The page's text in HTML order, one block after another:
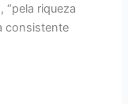
riqueza
consistente